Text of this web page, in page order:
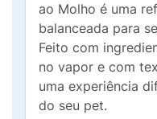
ao Molho é uma
balanceada para
Feito com
no vapor e com
uma experiência
do seu pet.